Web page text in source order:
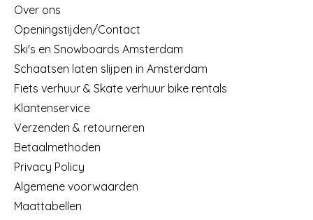
Over ons
Openingstijden/Contact
Ski's en Snowboards Amsterdam
Schaatsen laten slijpen in Amsterdam
Fiets verhuur & Skate verhuur bike rentals
Klantenservice
Verzenden & retourneren
Betaalmethoden
Privacy Policy
Algemene voorwaarden
Maattabellen